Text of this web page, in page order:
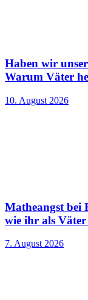
Haben wir
Warum Väter
10. August 2026
Matheangst bei
wie ihr als Väter
7. August 2026